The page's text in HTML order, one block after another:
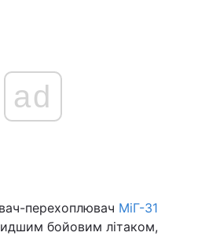
ad
перехоплювач МіГ-31
бойовим літаком,